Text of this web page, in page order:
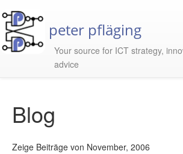
peter pfläging
Your source for ICT strategy,
advice
Blog
Zeige Beiträge von November, 2006